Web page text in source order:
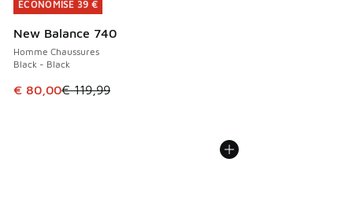
ÉCONOMISE 39 €
New Balance 740
Homme Chaussures
Black - Black
Cet article est en promotion. Prix en baisse de € 119,99 à
€ 80,00€ 119,99
ÉCONOMISE 39 €